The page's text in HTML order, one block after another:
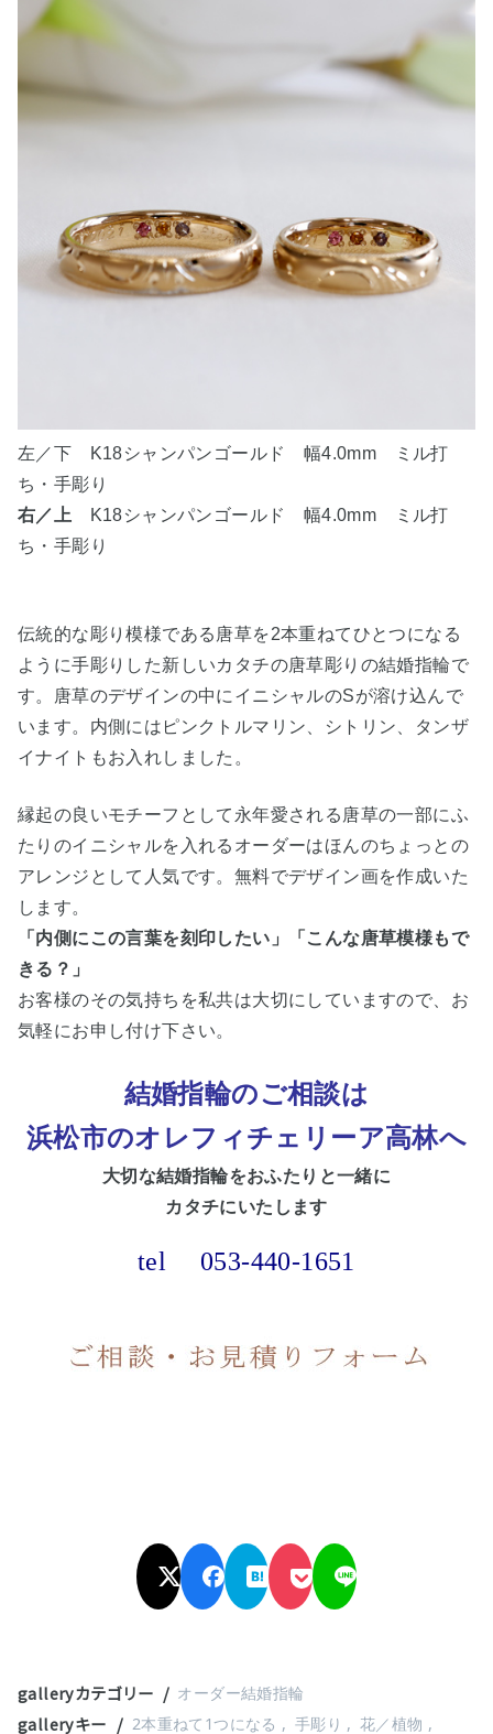
左／下 K18シャンパンゴールド 幅4.0mm ミル打
ち・手彫り
右／上 K18シャンパンゴールド 幅4.0mm ミル打
ち・手彫り
伝統的な彫り模様である唐草を2本重ねてひとつになる
ように手彫りした新しいカタチの唐草彫りの結婚指輪で
す。唐草のデザインの中にイニシャルのSが溶け込んで
います。内側にはピンクトルマリン、シトリン、タンザ
イナイトもお入れしました。
縁起の良いモチーフとして永年愛される唐草の一部にふ
たりのイニシャルを入れるオーダーはほんのちょっとの
アレンジとして人気です。無料でデザイン画を作成いた
します。
「内側にこの言葉を刻印したい」「こんな唐草模様もで
きる？」
お客様のその気持ちを私共は大切にしていますので、お
気軽にお申し付け下さい。
結婚指輪のご相談は
浜松市のオレフィチェリーア高林へ
大切な結婚指輪をおふたりと一緒に
カタチにいたします
tel 053-440-1651
galleryカテゴリー オーダー結婚指輪
galleryキー 2本重ねて1つになる 手彫り 花／植物